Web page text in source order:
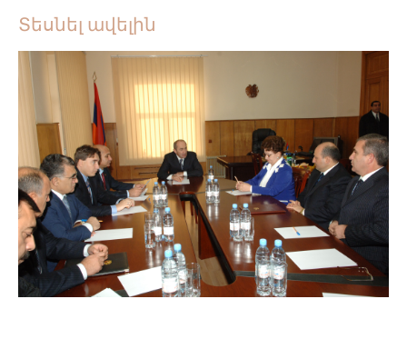
Տեսնել ավելին